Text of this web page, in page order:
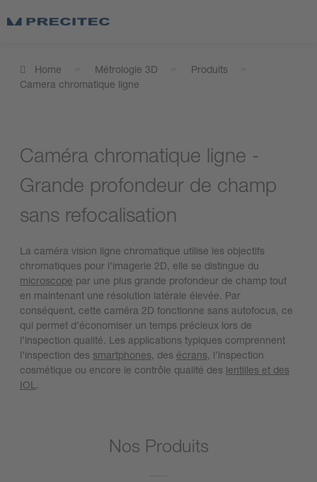
Home Métrologie 3D
Produits
Camera chromatique ligne
Caméra chromatique ligne -
Grande profondeur de champ
sans refocalisation
La caméra vision ligne chromatique utilise les objectifs
chromatiques pour l’imagerie 2D, elle se distingue du
microscope par une plus grande profondeur de champ tout
en maintenant une résolution latérale élevée. Par
conséquent, cette caméra 2D fonctionne sans autofocus, ce
qui permet d’économiser un temps précieux lors de
l’inspection qualité. Les applications typiques comprennent
l’inspection des smartphones , des écrans , l’inspection
cosmétique ou encore le contrôle qualité des lentilles et des
IOL
Nos Produits